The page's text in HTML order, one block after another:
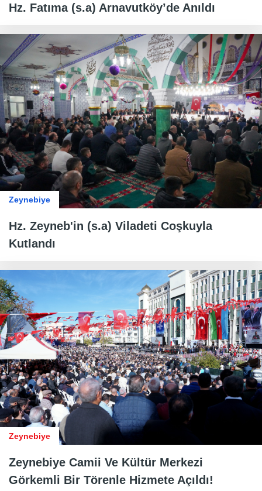
Hz. Fatıma (s.a) Arnavutköy’de Anıldı
Zeynebiye
Hz. Zeyneb'in (s.a) Viladeti Coşkuyla
Kutlandı
Zeynebiye
Zeynebiye Camii Ve Kültür Merkezi
Görkemli Bir Törenle Hizmete Açıldı!